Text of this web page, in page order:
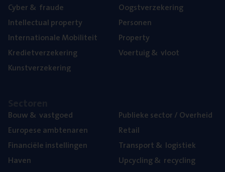
Cyber& fraude
Intel­lec­tu­al property
Inter­na­ti­o­na­le Mobiliteit
Kre­diet­ver­ze­ke­ring
Kunst­ver­ze­ke­ring
Oogst­ver­ze­ke­ring
Per­so­nen
Pro­per­ty
Voer­tuig& vloot
Bouw& vastgoed
Euro­pe­se ambtenaren
Finan­ci­ë­le instellingen
Haven
Publie­ke sec­tor / Overheid
Retail
Trans­port& logistiek
Upcy­cling& recycling